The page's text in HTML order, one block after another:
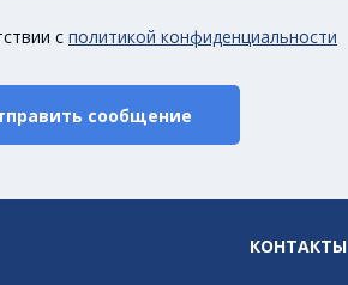
с политикой конфиденциальности
сообщение
КОНТАКТЫ